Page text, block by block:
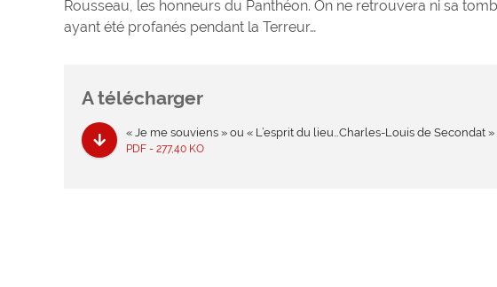
Rousseau, les honneurs du Panthéon. On ne retrouvera ni sa
ayant été profanés pendant la Terreur…
A télécharger
« Je me souviens » ou « L’esprit du lieu…Charles-Louis de Secondat »
PDF - 277,40 KO